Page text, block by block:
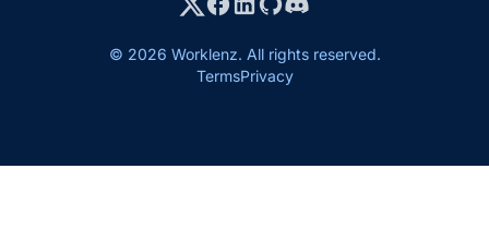
© 2026 Worklenz. All rights reserved.
TermsPrivacy